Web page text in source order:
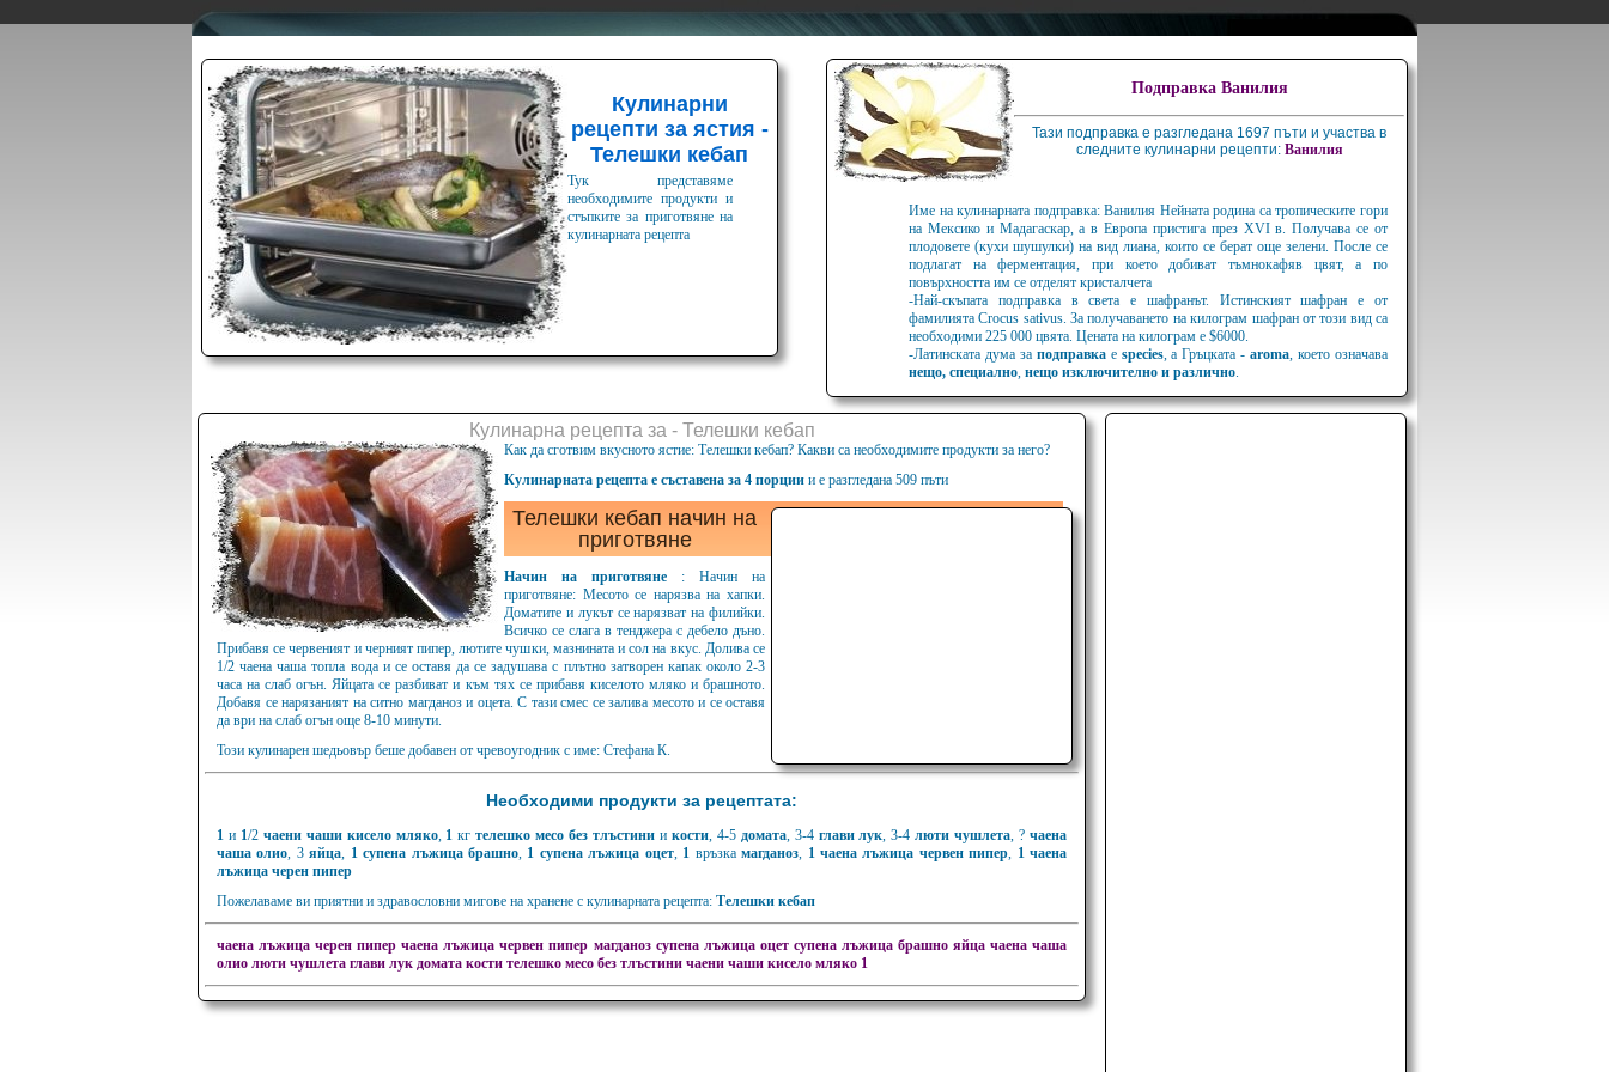
Кулинарни
рецепти за ястия -
Телешки кебап
Тук представяме
необходимите продукти и
стъпките за приготвяне на
кулинарната рецепта
Подправка Ванилия
Тази подправка е разгледана 1697 пъти и участва в
следните кулинарни рецепти: Ванилия
Име на кулинарната подправка: Ванилия Нейната родина са тропическите гори
на Мексико и Мадагаскар, а в Европа пристига през XVI в. Получава се от
плодовете (кухи шушулки) на вид лиана, които се берат още зелени. После се
подлагат на ферментация, при което добиват тъмнокафяв цвят, а по
повърхността им се отделят кристалчета
-Най-скъпата подправка в света е шафранът. Истинският шафран е от
фамилията Crocus sativus. За получаването на килограм шафран от този вид са
необходими 225 000 цвята. Цената на килограм е $6000.
-Латинската дума за подправкае species, а Гръцката -aroma, което означава
нещо, специално, нещо изключително и различно.
Кулинарна рецепта за - Телешки кебап
Как да сготвим вкусното ястие: Телешки кебап? Какви са необходимите продукти за него?
Кулинарната рецепта е съставена за 4 порции и е разгледана 509 пъти
Телешки кебап начин на
приготвяне
Начин на приготвяне : Начин на
приготвяне: Месото се нарязва на хапки.
Доматите и лукът се нарязват на филийки.
Всичко се слага в тенджера с дебело дъно.
Прибавя се червеният и черният пипер, лютите чушки, мазнината и сол на вкус. Долива се
1/2 чаена чаша топла вода и се оставя да се задушава с плътно затворен капак около 2-3
часа на слаб огън. Яйцата се разбиват и към тях се прибавя киселото мляко и брашното.
Добавя се нарязаният на ситно магданоз и оцета. С тази смес се залива месото и се оставя
да ври на слаб огън още 8-10 минути.
Този кулинарен шедьовър беше добавен от чревоугодник с име: Стефана К.
Необходими продукти за рецептата:
1 и 1/2 чаени чаши кисело мляко, 1 кгтелешко месо без тлъстини и кости, 4-5 домата, 3-4 глави лук, 3-4люти чушлета, ?чаена
чаша олио, 3яйца, 1 супена лъжица брашно, 1 супена лъжица оцет, 1 връзкамагданоз, 1 чаена лъжица червен пипер, 1 чаена
лъжица черен пипер
Пожелаваме ви приятни и здравословни мигове на хранене с кулинарната рецепта: Телешки кебап
чаена лъжица черен пипер чаена лъжица червен пипер магданоз супена лъжица оцет супена лъжица брашно яйца чаена чаша
олио люти чушлета глави лук домата кости телешко месо без тлъстини чаени чаши кисело мляко 1